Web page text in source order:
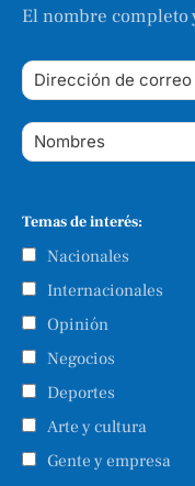
El nombre
Temas de interés:
Nacionales
Internacionales
Opinión
Negocios
Deportes
Arte y cultura
Gente y empresa